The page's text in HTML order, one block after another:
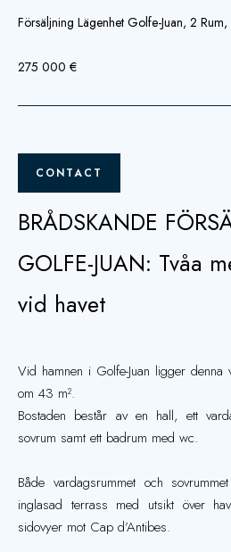
Försäljning Lägenhet Golfe-Juan, 2
275 000 €
CONTACT
BRÅDSKANDE
GOLFE-JUAN: Tvåa
vid havet
Vid hamnen i Golfe-Juan ligger denna
om 43 m².
Bostaden består av en hall, ett
sovrum samt ett badrum med wc.
Både vardagsrummet och
inglasad terrass med utsikt över
sidovyer mot Cap d’Antibes.